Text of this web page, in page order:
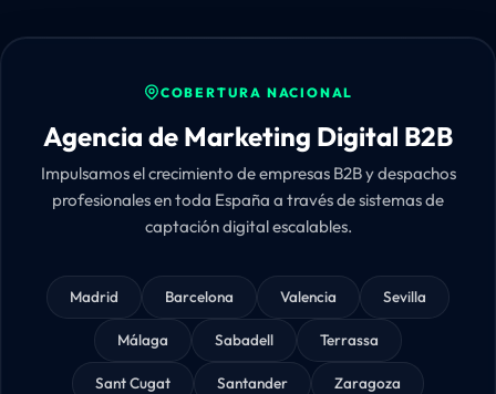
COBERTURA NACIONAL
Agencia de Marketing Digital B2B
Impulsamos el crecimiento de empresas B2B y despachos
profesionales en toda España a través de sistemas de
captación digital escalables.
Madrid Barcelona Valencia Sevilla
Málaga Sabadell Terrassa
Sant Cugat Santander Zaragoza